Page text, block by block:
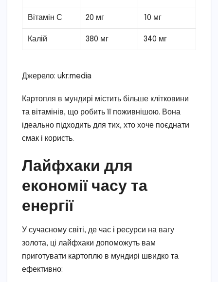
Вітамін С 20 мг 10 мг
Калій 380 мг 340 мг
Джерело: ukr.media
Картопля в мундирі містить більше клітковини
та вітамінів, що робить її поживнішою. Вона
ідеально підходить для тих, хто хоче поєднати
смак і користь.
Лайфхаки для
економії часу та
енергії
У сучасному світі, де час і ресурси на вагу
золота, ці лайфхаки допоможуть вам
приготувати картоплю в мундирі швидко та
ефективно: